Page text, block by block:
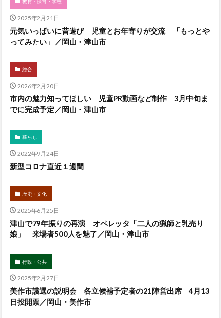
教育・保育・学校
2025年2月21日
元気いっぱいに昔遊び 児童とお年寄りが交流 「もっとや
ってみたい」／岡山・津山市
総合
2026年2月20日
市内の魅力知ってほしい 児童PR動画など制作 3月中旬ま
でに完成予定／岡山・津山市
暮らし
2022年9月24日
新型コロナ直近１週間
歴史・文化
2025年6月25日
津山で79年振りの再演 オペレッタ「二人の猟師と乳売り
娘」 来場者500人を魅了／岡山・津山市
行政・公共
2025年2月27日
美作市議選の説明会 各立候補予定者の21陣営出席 4月13
日投開票／岡山・美作市